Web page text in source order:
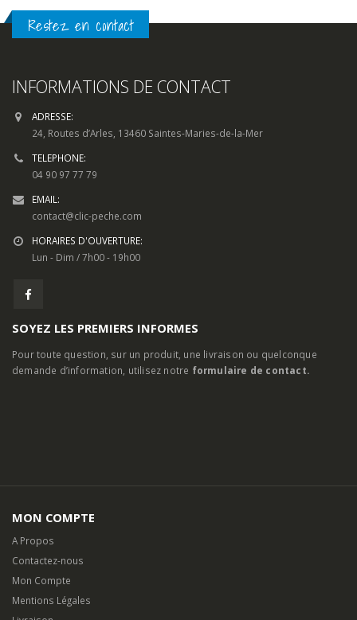
Restez en contact
INFORMATIONS DE CONTACT
ADRESSE:
24, Routes d’Arles, 13460 Saintes-Maries-de-la-Mer
TELEPHONE:
04 90 97 77 79
EMAIL:
contact@clic-peche.com
HORAIRES D'OUVERTURE:
Lun - Dim / 7h00 - 19h00
SOYEZ LES PREMIERS INFORMES
Pour toute question, sur un produit, une livraison ou quelconque
demande d’information, utilisez notre formulaire de contact.
MON COMPTE
A Propos
Contactez-nous
Mon Compte
Mentions Légales